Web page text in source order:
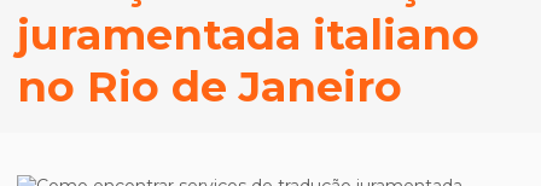
juramentada italiano
no Rio de Janeiro